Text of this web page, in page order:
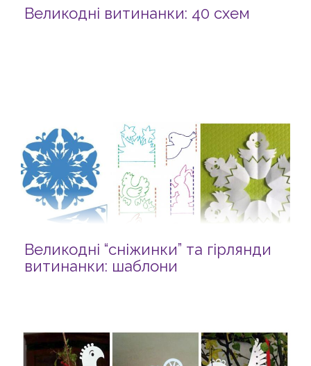
Великодні витинанки: 40 схем
Великодні “сніжинки” та гірлянди
витинанки: шаблони